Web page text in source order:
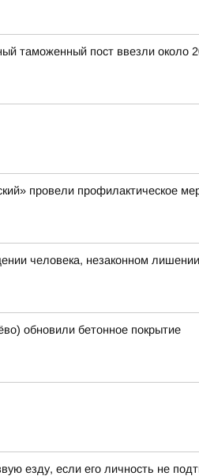
таможенный пост ввезли около
провели профилактическое
человека, незаконном
обновили бетонное покрытие
езду, если его личность не